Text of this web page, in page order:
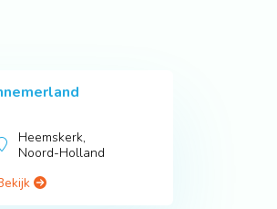
Heemskerk,
Noord-Holland